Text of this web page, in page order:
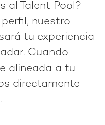
al Talent Pool?
nuestro
tu experiencia
Cuando
alineada a tu
directamente